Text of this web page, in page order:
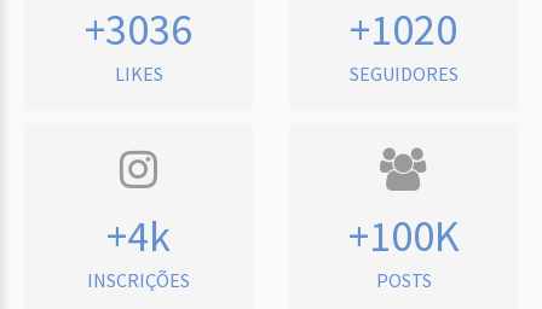
+3036
LIKES
+1020
SEGUIDORES
+4k
INSCRIÇÕES
+100K
POSTS